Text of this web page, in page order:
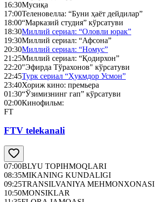
16:30Мусиқа
17:00Теленовелла: “Буни ҳаёт дейдилар”
18:00“Марказий студия” кўрсатуви
18:30Миллий сериал: “Оловли юрак”
19:30Миллий сериал: “Афсона”
20:30Миллий сериал: “Номус”
21:25Миллий сериал: “Қодирхон”
22:20"Эфирда Тўрахонов" кўрсатуви
22:45Турк сериал “Ҳукмдор Усмон”
23:40Хориж кино: премьера
01:30“Ўзимизнинг гап” кўрсатуви
02:00Кинофильм:
FT
FTV telekanali
07:00BLYU TOPIHMOQLARI
08:35MIKANING KUNDALIGI
09:25TRANSILVANIYA MEHMONXONASI
10:50MONSIKLAR